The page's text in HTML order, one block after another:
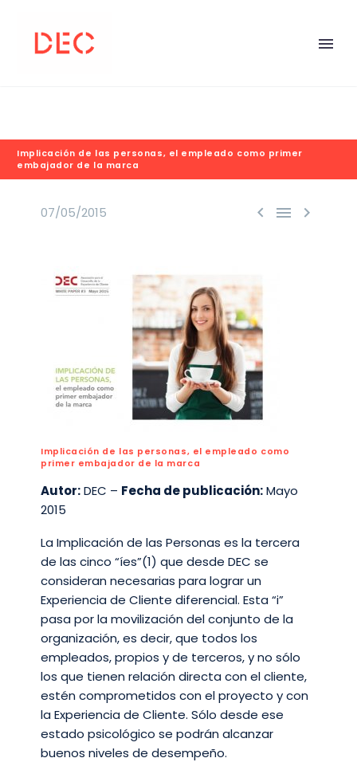
Implicación de las personas, el empleado como primer
embajador de la marca
  
07/05/2015
Implicación de las personas, el empleado como
primer embajador de la marca
Autor:DEC – Fecha de publicación:Mayo
2015
La Implicación de las Personas es la tercera
de las cinco “íes”(1) que desde DEC se
consideran necesarias para lograr un
Experiencia de Cliente diferencial. Esta “i”
pasa por la movilización del conjunto de la
organización, es decir, que todos los
empleados, propios y de terceros, y no sólo
los que tienen relación directa con el cliente,
estén comprometidos con el proyecto y con
la Experiencia de Cliente. Sólo desde ese
estado psicológico se podrán alcanzar
buenos niveles de desempeño.